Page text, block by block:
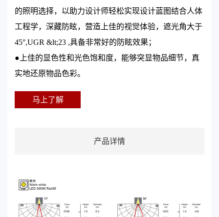
的照明选择，以助力设计师轻松实现设计蓝图结合人体
工程学，深藏防眩，营造上佳的视觉体验，遮光角大于
45°,UGR &lt;23 ,具备非常好的防眩效果；
●上佳的显色性和光色饱和度，能够突显物品细节，真
实地还原物品色彩。
马上了解
产品详情